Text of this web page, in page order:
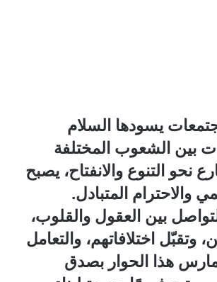
يسودها السلام
بين الشعوب المختلفة
التنوع والانفتاح، يصبح
والاحترام المتبادل.
بين العقول والقلوب،
اختلافاتهم، والتعامل
يُمارس هذا الحوار بصدق